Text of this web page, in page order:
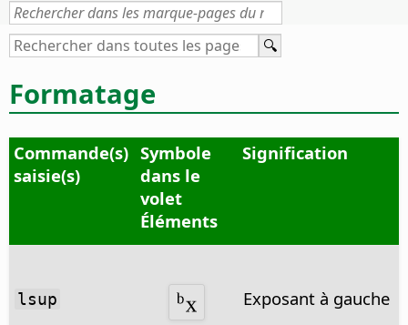
Formatage
Commande(s)
saisie(s)
Symbole
dans le
volet
Éléments
Signification
lsup Exposant à gauche